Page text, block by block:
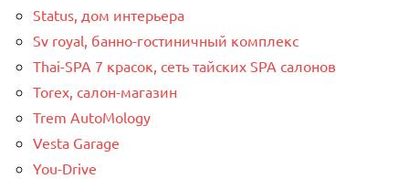
Status, дом интерьера
Sv royal, банно-гостиничный комплекс
Thai-SPA 7 красок, сеть тайских SPA салонов
Torex, салон-магазин
Trem AutoMology
Vesta Garage
You-Drive